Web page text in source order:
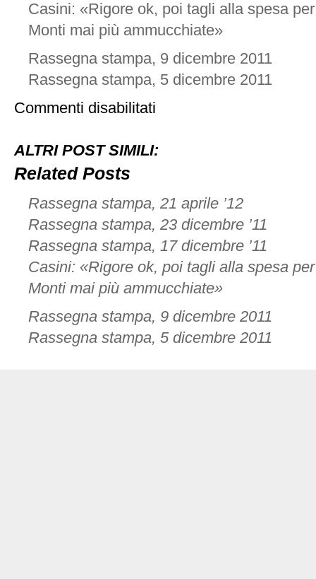
Casini: «Rigore ok, poi tagli alla spesa
Monti mai più ammucchiate»
Rassegna stampa, 9 dicembre 2011
Rassegna stampa, 5 dicembre 2011
Commenti disabilitati
dicembre
ALTRI POST SIMILI:
Related Posts
Rassegna stampa, 21 aprile ’12
Rassegna stampa, 23 dicembre ’11
Rassegna stampa, 17 dicembre ’11
Casini: «Rigore ok, poi tagli alla spesa
Monti mai più ammucchiate»
Rassegna stampa, 9 dicembre 2011
Rassegna stampa, 5 dicembre 2011